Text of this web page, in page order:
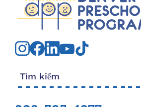
Tìm kiếm: